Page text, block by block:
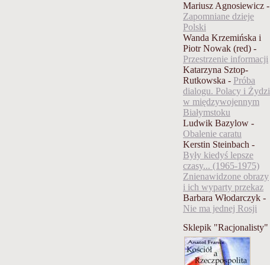
Mariusz Agnosiewicz -
Zapomniane dzieje
Polski
Wanda Krzemińska i
Piotr Nowak (red) -
Przestrzenie informacji
Katarzyna Sztop-
Rutkowska - Próba
dialogu. Polacy i Żydzi
w międzywojennym
Białymstoku
Ludwik Bazylow -
Obalenie caratu
Kerstin Steinbach -
Były kiedyś lepsze
czasy... (1965-1975)
Znienawidzone obrazy
i ich wyparty przekaz
Barbara Włodarczyk -
Nie ma jednej Rosji
Sklepik "Racjonalisty"